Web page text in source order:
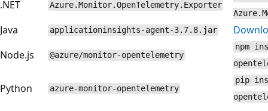
.NET Azure.Monitor.OpenTelemetry.Exporter
Java applicationinsights-agent-3.7.8.jar
Node.js
@azure/monitor-opentelemetry
npm
Python azure-monitor-opentelemetry
pip